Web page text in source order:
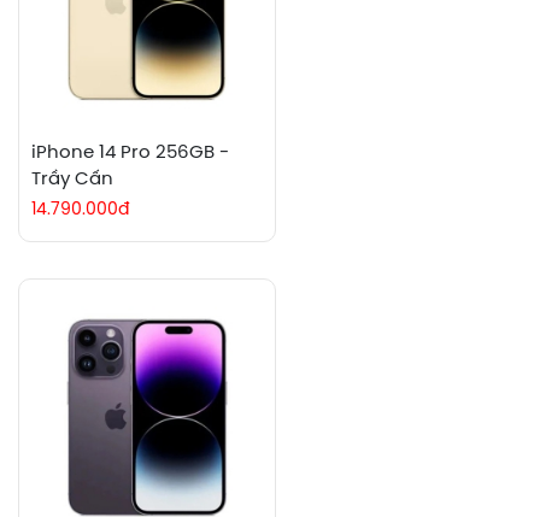
iPhone 14 Pro 256GB -
Trầy Cấn
14.790.000đ